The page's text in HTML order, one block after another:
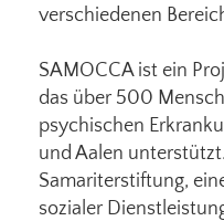
verschiedenen
SAMOCCA ist ein
das über 500
psychischen
und Aalen
Samariterstiftung,
sozialer